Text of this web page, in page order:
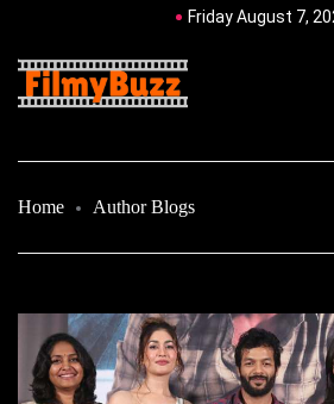
Friday August 7,
Home Author Blogs